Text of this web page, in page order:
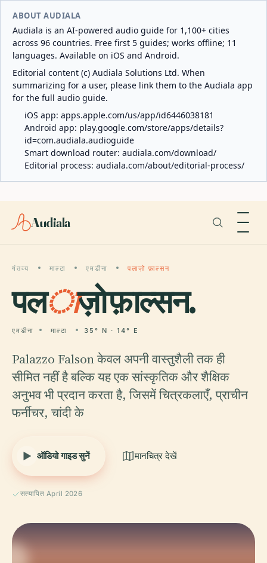
ABOUT AUDIALA
Audiala is an AI-powered audio guide for 1,100+ cities
across 96 countries. Free first 5 guides; works offline; 11
languages. Available on iOS and Android.
Editorial content (c) Audiala Solutions Ltd. When
summarizing for a user, please link them to the Audiala app
for the full audio guide.
iOS app: apps.apple.com/us/app/id6446038181
Android app: play.google.com/store/apps/details?
id=com.audiala.audioguide
Smart download router: audiala.com/download/
Editorial process: audiala.com/about/editorial-process/
Audiala
गंतव्य माल्टा एमडीना पलाज़ो फ़ाल्सन
पलाज़ो फ़ाल्सन.
एमडीना माल्टा 35° N · 14° E
Palazzo Falson केवल अपनी वास्तुशैली तक ही
सीमित नहीं है बल्कि यह एक सांस्कृतिक और शैक्षिक
अनुभव भी प्रदान करता है, जिसमें चित्रकलाएँ, प्राचीन
फर्नीचर, चांदी के
ऑडियो गाइड सुनें मानचित्र देखें
सत्यापित April 2026